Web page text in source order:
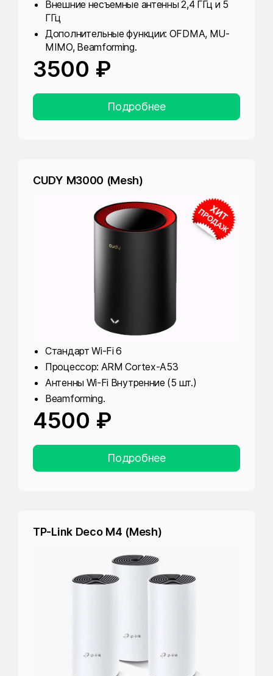
Внешние несъемные антенны 2,4 ГГц и 5
ГГц
Дополнительные функции: OFDMA, MU-
MIMO, Beamforming.
3500 ₽
Подробнее
CUDY M3000 (Mesh)
Стандарт Wi-Fi 6
Процессор: ARM Cortex-A53
Антенны Wi-Fi Внутренние (5 шт.)
Beamforming.
4500 ₽
Подробнее
TP-Link Deco M4 (Mesh)